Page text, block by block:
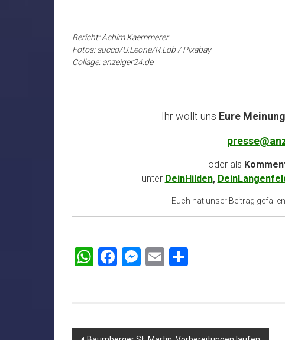
Bericht: Achim Kaemmerer
Fotos: succo/U.Leone/R.Löb / Pixabay
Collage: anzeiger24.de
Ihr wollt uns Eure Meinung
oder als
unter DeinHilden,
Euch hat unser Beitrag
WhatsApp
Facebook
Messenger
Email